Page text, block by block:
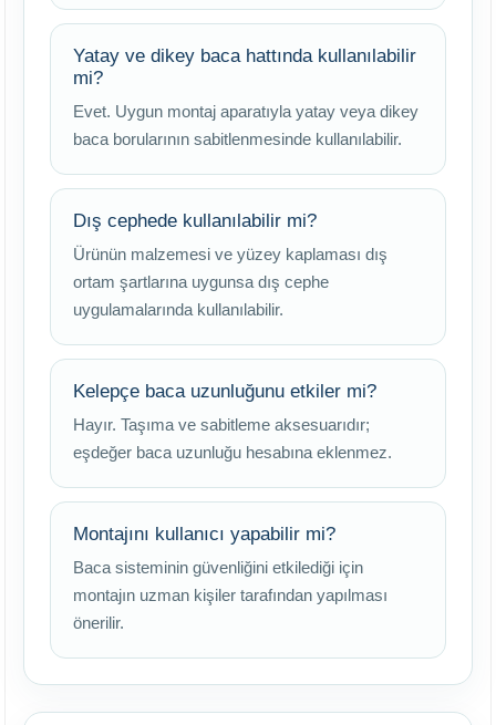
Yatay ve dikey baca hattında kullanılabilir
mi?
Evet. Uygun montaj aparatıyla yatay veya dikey
baca borularının sabitlenmesinde kullanılabilir.
Dış cephede kullanılabilir mi?
Ürünün malzemesi ve yüzey kaplaması dış
ortam şartlarına uygunsa dış cephe
uygulamalarında kullanılabilir.
Kelepçe baca uzunluğunu etkiler mi?
Hayır. Taşıma ve sabitleme aksesuarıdır;
eşdeğer baca uzunluğu hesabına eklenmez.
Montajını kullanıcı yapabilir mi?
Baca sisteminin güvenliğini etkilediği için
montajın uzman kişiler tarafından yapılması
önerilir.